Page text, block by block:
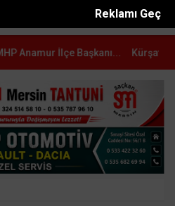
Reklamı Geç
Başkanı... Kürşat Dizdar, Yeni